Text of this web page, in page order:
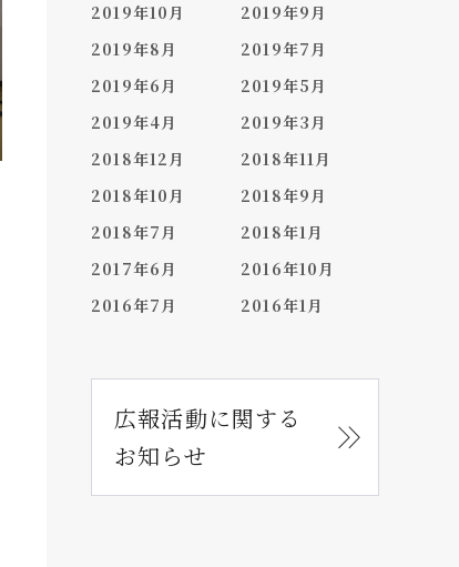
2019年10月
2019年9月
2019年8月
2019年7月
2019年6月
2019年5月
2019年4月
2019年3月
2018年12月
2018年11月
2018年10月
2018年9月
2018年7月
2018年1月
2017年6月
2016年10月
2016年7月
2016年1月
広報活動に関する
お知らせ